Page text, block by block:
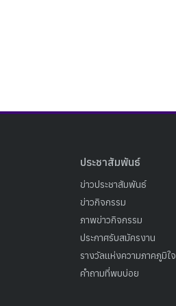
ประชาสัมพันธ์
ข่าวประชาสัมพันธ์
ข่าวกิจกรรม
ภาพข่าวกิจกรรม
ประกาศรับสมัครงาน
รางวัลแห่งความภาคภูมิใจ
คำถามที่พบบ่อย